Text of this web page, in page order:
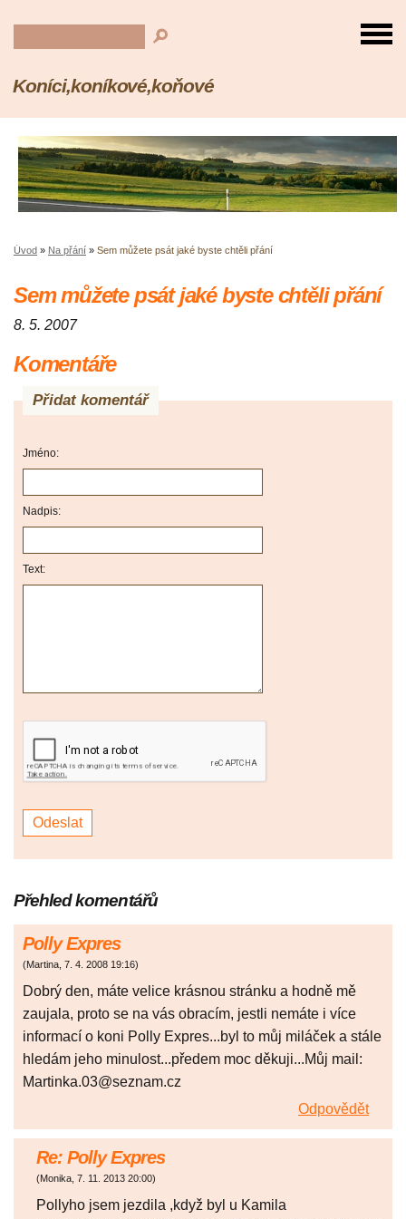
Koníci,koníkové,koňové
Úvod » Na přání » Sem můžete psát jaké byste chtěli přání
Sem můžete psát jaké byste chtěli přání
8. 5. 2007
Komentáře
Přidat komentář
Jméno:
Nadpis:
Text:
Přehled komentářů
Polly Expres
(Martina, 7. 4. 2008 19:16)
Dobrý den, máte velice krásnou stránku a hodně mě
zaujala, proto se na vás obracím, jestli nemáte i více
informací o koni Polly Expres...byl to můj miláček a stále
hledám jeho minulost...předem moc děkuji...Můj mail:
Martinka.03@seznam.cz
Odpovědět
Re: Polly Expres
(Monika, 7. 11. 2013 20:00)
Pollyho jsem jezdila ,když byl u Kamila